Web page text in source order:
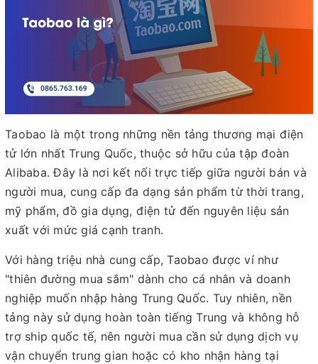
Taobao là một trong những nền tảng thương mại điện
tử lớn nhất Trung Quốc, thuộc sở hữu của tập đoàn
Alibaba. Đây là nơi kết nối trực tiếp giữa người bán và
người mua, cung cấp đa dạng sản phẩm từ thời trang,
mỹ phẩm, đồ gia dụng, điện tử đến nguyên liệu sản
xuất với mức giá cạnh tranh.
Với hàng triệu nhà cung cấp, Taobao được ví như
"thiên đường mua sắm" dành cho cá nhân và doanh
nghiệp muốn nhập hàng Trung Quốc. Tuy nhiên, nền
tảng này sử dụng hoàn toàn tiếng Trung và không hỗ
trợ ship quốc tế, nên người mua cần sử dụng dịch vụ
vận chuyển trung gian hoặc có kho nhận hàng tại